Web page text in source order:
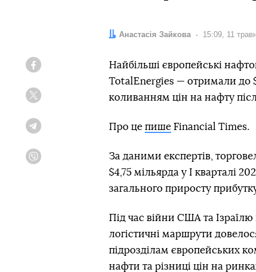
Автор:
Анастасія Зайкова Дата:
15:09, 11
Найбільші європейські
TotalEnergies — отримали до
коливанням цін на нафту
Про це пише Financial Times.
За даними експертів,
$4,75 мільярда у І кварталі
загального приросту
Під час війни США та
логістичні маршрути
підрозділам європейських
нафти та різниці цін на